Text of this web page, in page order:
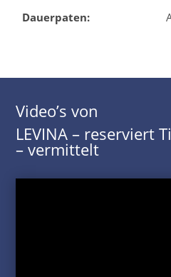
Dauerpaten:
Video’s von
LEVINA – reserviert
– vermittelt